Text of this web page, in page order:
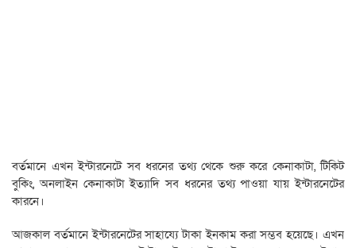
বর্তমানে এখন ইন্টারনেটে সব ধরনের তথ্য থেকে শুরু করে কেনাকাটা, টিকিট
বুকিং, অনলাইন কেনাকাটা ইত্যাদি সব ধরনের তথ্য পাওয়া যায় ইন্টারনেটের
কারনে।
আজকাল বর্তমানে ইন্টারনেটের সাহায্যে টাকা ইনকাম করা সম্ভব হয়েছে। এখন